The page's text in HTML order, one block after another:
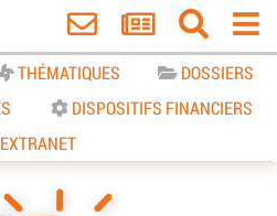
THÉMATIQUES
DOSSIERS
DISPOSITIFS FINANCIERS
EXTRANET